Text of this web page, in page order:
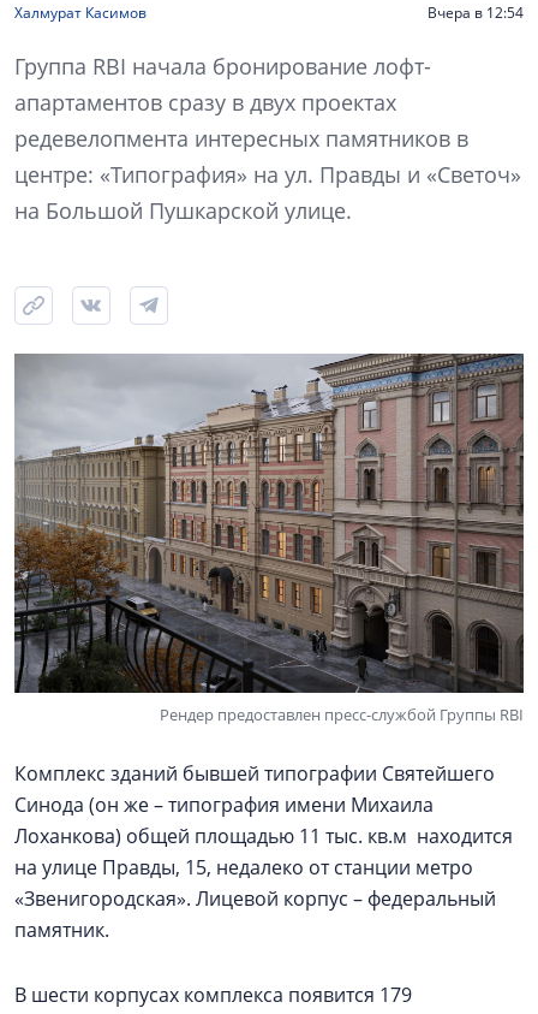
Халмурат Касимов Вчера в 12:54
Группа RBI начала бронирование лофт-
апартаментов сразу в двух проектах
редевелопмента интересных памятников в
центре: «Типография» на ул. Правды и «Светоч»
на Большой Пушкарской улице.
Рендер предоставлен пресс-службой Группы RBI
Комплекс зданий бывшей типографии Святейшего
Синода (он же – типография имени Михаила
Лоханкова) общей площадью 11 тыс. кв.м находится
на улице Правды, 15, недалеко от станции метро
«Звенигородская». Лицевой корпус – федеральный
памятник.
В шести корпусах комплекса появится 179